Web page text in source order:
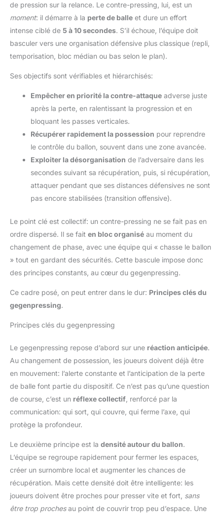
de pression sur la relance. Le contre-pressing, lui, est un
moment: il démarre à la perte de balle et dure un effort
intense ciblé de 5 à 10 secondes. S’il échoue, l’équipe doit
basculer vers une organisation défensive plus classique (repli,
temporisation, bloc médian ou bas selon le plan).
Ses objectifs sont vérifiables et hiérarchisés:
Empêcher en priorité la contre-attaque adverse juste
après la perte, en ralentissant la progression et en
bloquant les passes verticales.
Récupérer rapidement la possession pour reprendre
le contrôle du ballon, souvent dans une zone avancée.
Exploiter la désorganisation de l’adversaire dans les
secondes suivant sa récupération, puis, si récupération,
attaquer pendant que ses distances défensives ne sont
pas encore stabilisées (transition offensive).
Le point clé est collectif: un contre-pressing ne se fait pas en
ordre dispersé. Il se fait en bloc organisé au moment du
changement de phase, avec une équipe qui « chasse le ballon
» tout en gardant des sécurités. Cette bascule impose donc
des principes constants, au cœur du gegenpressing.
Ce cadre posé, on peut entrer dans le dur: Principes clés du
gegenpressing.
Principes clés du gegenpressing
Le gegenpressing repose d’abord sur une réaction anticipée.
Au changement de possession, les joueurs doivent déjà être
en mouvement: l’alerte constante et l’anticipation de la perte
de balle font partie du dispositif. Ce n’est pas qu’une question
de course, c’est un réflexe collectif , renforcé par la
communication: qui sort, qui couvre, qui ferme l’axe, qui
protège la profondeur.
Le deuxième principe est la densité autour du ballon.
L’équipe se regroupe rapidement pour fermer les espaces,
créer un surnombre local et augmenter les chances de
récupération. Mais cette densité doit être intelligente: les
joueurs doivent être proches pour presser vite et fort, sans
être trop prochesau point de couvrir trop peu d’espace. Une